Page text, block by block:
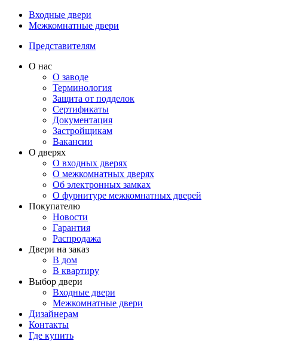
Входные двери
Межкомнатные двери
Представителям
О нас
О заводе
Терминология
Защита от подделок
Сертификаты
Документация
Застройщикам
Вакансии
О дверях
О входных дверях
О межкомнатных дверях
Об электронных замках
О фурнитуре межкомнатных дверей
Покупателю
Новости
Гарантия
Распродажа
Двери на заказ
В дом
В квартиру
Выбор двери
Входные двери
Межкомнатные двери
Дизайнерам
Контакты
Где купить